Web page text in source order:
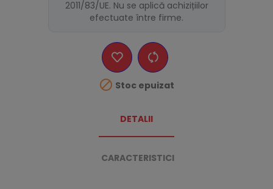
2011/83/UE. Nu se aplică achizițiilor
efectuate între firme.
 Stoc epuizat
DETALII
CARACTERISTICI